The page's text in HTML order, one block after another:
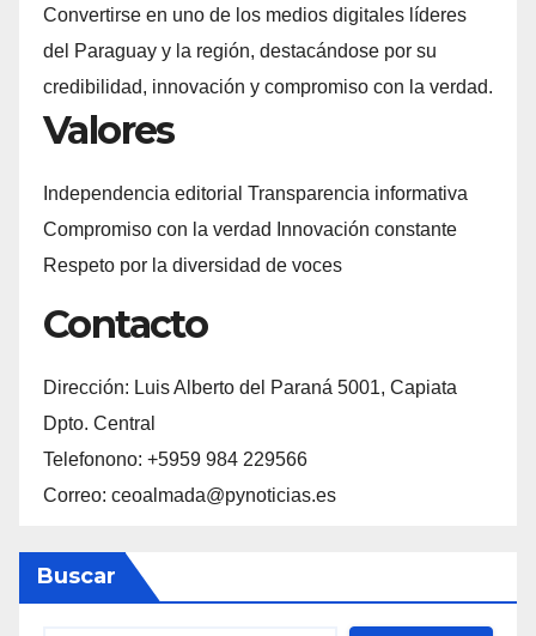
Convertirse en uno de los medios digitales líderes
del Paraguay y la región, destacándose por su
credibilidad, innovación y compromiso con la verdad.
Valores
Independencia editorial Transparencia informativa
Compromiso con la verdad Innovación constante
Respeto por la diversidad de voces
Contacto
Dirección: Luis Alberto del Paraná 5001, Capiata
Dpto. Central
Telefonono: +5959 984 229566
Correo: ceoalmada@pynoticias.es
Buscar